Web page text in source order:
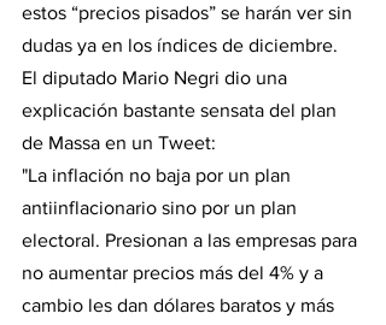
estos “precios pisados” se harán ver sin
dudas ya en los índices de diciembre.
El diputado Mario Negri dio una
explicación bastante sensata del plan
de Massa en un Tweet:
"La inflación no baja por un plan
antiinflacionario sino por un plan
electoral. Presionan a las empresas para
no aumentar precios más del 4% y a
cambio les dan dólares baratos y más